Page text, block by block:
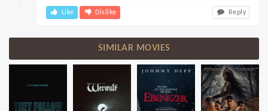
Like Dislike Reply
SIMILAR MOVIES